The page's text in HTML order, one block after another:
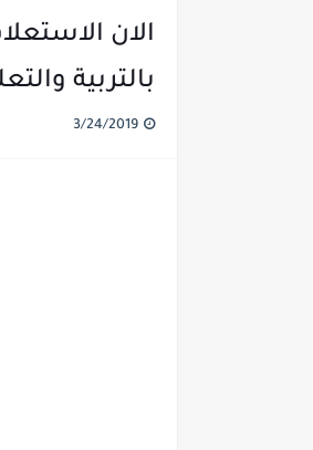
الان
بالتربية والتعليم 2019 -